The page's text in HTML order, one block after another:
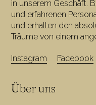
in unserem Geschäft.
und erfahrenen
und erhalten den
Träume von einem
Instagram Facebook
Über uns